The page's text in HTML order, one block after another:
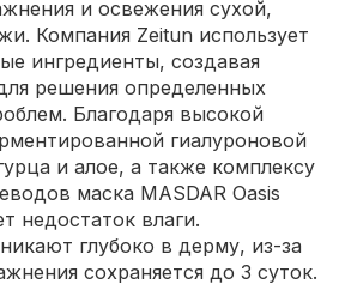
и освежения сухой,
Компания Zeitun использует
ингредиенты, создавая
решения определенных
Благодаря высокой
гиалуроновой
и алое, а также комплексу
маска MASDAR Oasis
недостаток влаги.
глубоко в дерму, из-за
сохраняется до 3 суток.